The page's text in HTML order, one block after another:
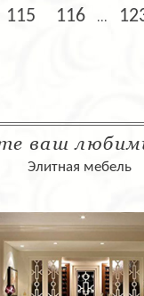
115 116 ...
ваш
Элитная мебель